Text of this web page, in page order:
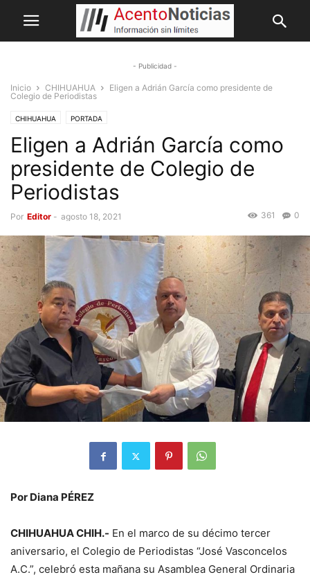
- Publicidad -
Inicio CHIHUAHUA
Eligen a Adrián García como presidente de
Colegio de Periodistas
CHIHUAHUA PORTADA
Eligen a Adrián García como
presidente de Colegio de
Periodistas
Por Editor - agosto 18, 2021 0
361
Por Diana PÉREZ
CHIHUAHUA CHIH.- En el marco de su décimo tercer
aniversario, el Colegio de Periodistas “José Vasconcelos
A.C.”, celebró esta mañana su Asamblea General Ordinaria